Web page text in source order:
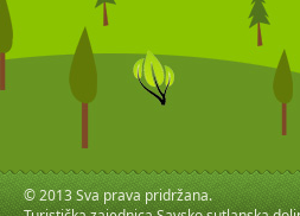
© 2013 Sva prava pridržana.